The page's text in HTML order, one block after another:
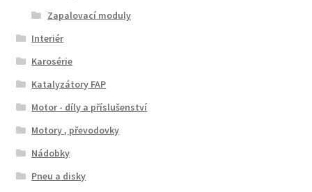
Zapalovací moduly
Interiér
Karosérie
Katalyzátory FAP
Motor - díly a příslušenství
Motory , převodovky
Nádobky
Pneu a disky